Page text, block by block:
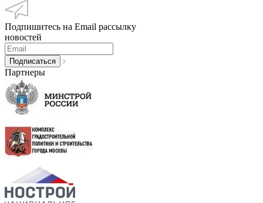
Подпишитесь на Email рассылку
новостей
Партнеры